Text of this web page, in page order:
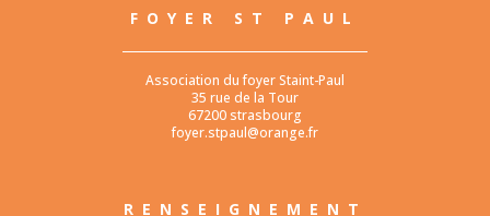
FOYER ST PAUL
Association du foyer Staint-Paul
35 rue de la Tour
67200 strasbourg
foyer.stpaul@orange.fr
RENSEIGNEMENT